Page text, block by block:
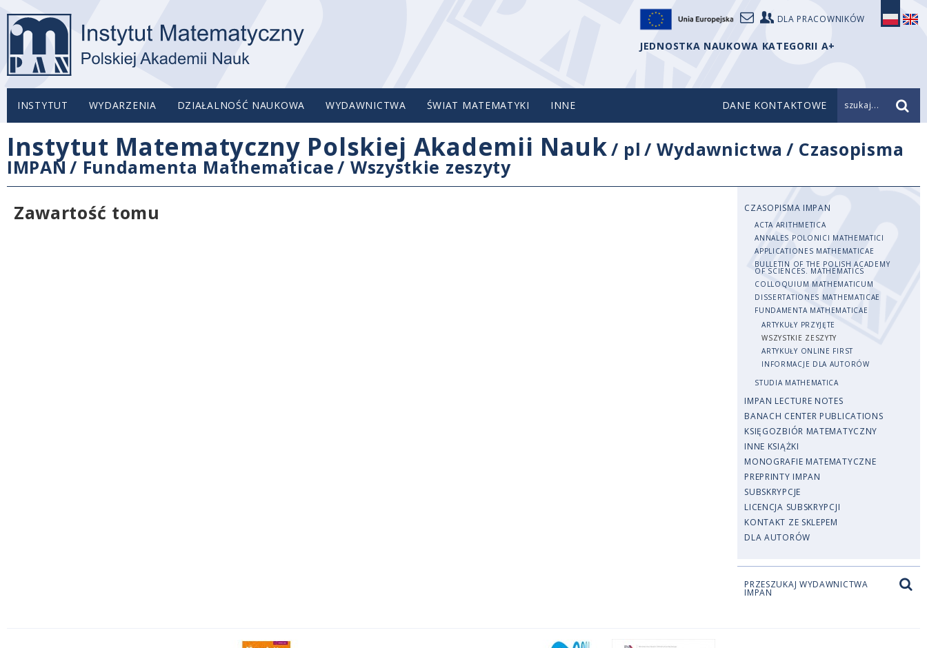
DLA PRACOWNIKÓW
JEDNOSTKA NAUKOWA KATEGORII A+
INSTYTUT WYDARZENIA DZIAŁALNOŚĆ NAUKOWA WYDAWNICTWA ŚWIAT MATEMATYKI INNE DANE KONTAKTOWE szukaj...
Instytut Matematyczny Polskiej Akademii Nauk/ pl /Wydawnictwa / Czasopisma
IMPAN / Fundamenta Mathematicae/ Wszystkie zeszyty
Zawartość tomu
CZASOPISMA IMPAN
ACTA ARITHMETICA
ANNALES POLONICI MATHEMATICI
APPLICATIONES MATHEMATICAE
BULLETIN OF THE POLISH ACADEMY
OF SCIENCES. MATHEMATICS
COLLOQUIUM MATHEMATICUM
DISSERTATIONES MATHEMATICAE
FUNDAMENTA MATHEMATICAE
ARTYKUŁY PRZYJĘTE
WSZYSTKIE ZESZYTY
ARTYKUŁY ONLINE FIRST
INFORMACJE DLA AUTORÓW
STUDIA MATHEMATICA
IMPAN LECTURE NOTES
BANACH CENTER PUBLICATIONS
KSIĘGOZBIÓR MATEMATYCZNY
INNE KSIĄŻKI
MONOGRAFIE MATEMATYCZNE
PREPRINTY IMPAN
SUBSKRYPCJE
LICENCJA SUBSKRYPCJI
KONTAKT ZE SKLEPEM
DLA AUTORÓW
PRZESZUKAJ WYDAWNICTWA
IMPAN